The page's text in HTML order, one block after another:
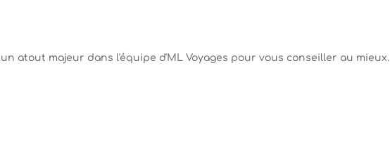
atout majeur dans l'équipe d'ML Voyages pour vous conseiller au mieux.